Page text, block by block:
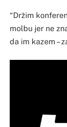
“Držim
molbu jer ne
da im kazem –